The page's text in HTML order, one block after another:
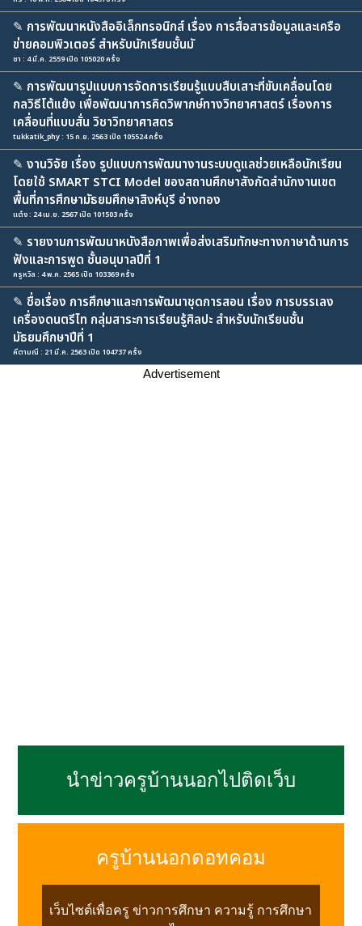
✎ การพัฒนาหนังสืออิเล็กทรอนิกส์ เรื่อง การสื่อสารข้อมูลและเครือ
ข่ายคอมพิวเตอร์ สำหรับนักเรียนชั้นมั
ชา : 4 มี.ค. 2559 เปิด 105020 ครั้ง
✎ การพัฒนารูปแบบการจัดการเรียนรู้แบบสืบเสาะที่ขับเคลื่อนโดย
กลวิธีโต้แย้ง เพื่อพัฒนาการคิดวิพากษ์ทางวิทยาศาสตร์ เรื่องการ
เคลื่อนที่แบบสั่น วิชาวิทยาศาสตร
tukkatik_phy : 15 ก.ย. 2563 เปิด 105524 ครั้ง
✎ งานวิจัย เรื่อง รูปแบบการพัฒนางานระบบดูแลช่วยเหลือนักเรียน
โดยใช้ SMART STCI Model ของสถานศึกษาสังกัดสำนักงานเขต
พื้นที่การศึกษามัธยมศึกษาสิงห์บุรี อ่างทอง
แต๋ง : 24 เม.ย. 2567 เปิด 101503 ครั้ง
✎ รายงานการพัฒนาหนังสือภาพเพื่อส่งเสริมทักษะทางภาษาด้านการ
ฟังและการพูด ชั้นอนุบาลปีที่ 1
ครูหวิล : 4 พ.ค. 2565 เปิด 103369 ครั้ง
✎ ชื่อเรื่อง การศึกษาและการพัฒนาชุดการสอน เรื่อง การบรรเลง
เครื่องดนตรีไท กลุ่มสาระการเรียนรู้ศิลปะ สำหรับนักเรียนชั้น
มัธยมศึกษาปีที่ 1
คีตามณี : 21 มี.ค. 2563 เปิด 104737 ครั้ง
Advertisement
นำข่าวครูบ้านนอกไปติดเว็บ
ครูบ้านนอกดอทคอม
เว็บไซต์เพื่อครู ข่าวการศึกษา ความรู้ การศึกษา